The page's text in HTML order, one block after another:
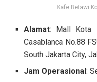
Kafe Betawi
Alamat: Mall Kota
Casablanca No.88
South Jakarta City,
Jam Operasional: